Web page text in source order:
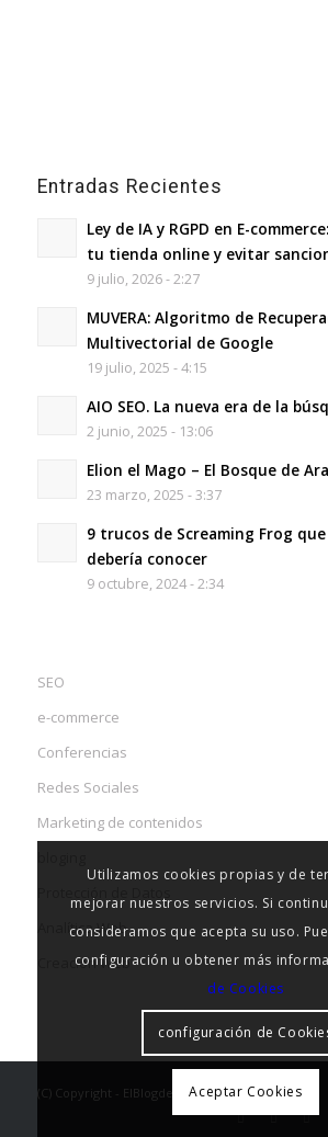
Entradas Recientes
Ley de IA y RGPD en E-
tu tienda online y evitar
9 julio, 2026 - 2:27
MUVERA: Algoritmo de
Multivectorial de Google
19 julio, 2025 - 4:15
AIO SEO. La nueva era de la
2 junio, 2025 - 13:06
Elion el Mago – El Bosque de
23 marzo, 2025 - 3:37
9 trucos de Screaming Frog
debería conocer
9 octubre, 2024 - 2:34
SEO
e-commerce
Conferencias
Redes Sociales
Marketing de contenidos
Analítica Web
Creación Web
(C) Copyright - ElBlogdelseo
Utilizamos cookies propias y de
mejorar nuestros servicios. Si
consideramos que acepta su uso.
configuración u obtener más
de Cookies
configuración de
Aceptar Cookies